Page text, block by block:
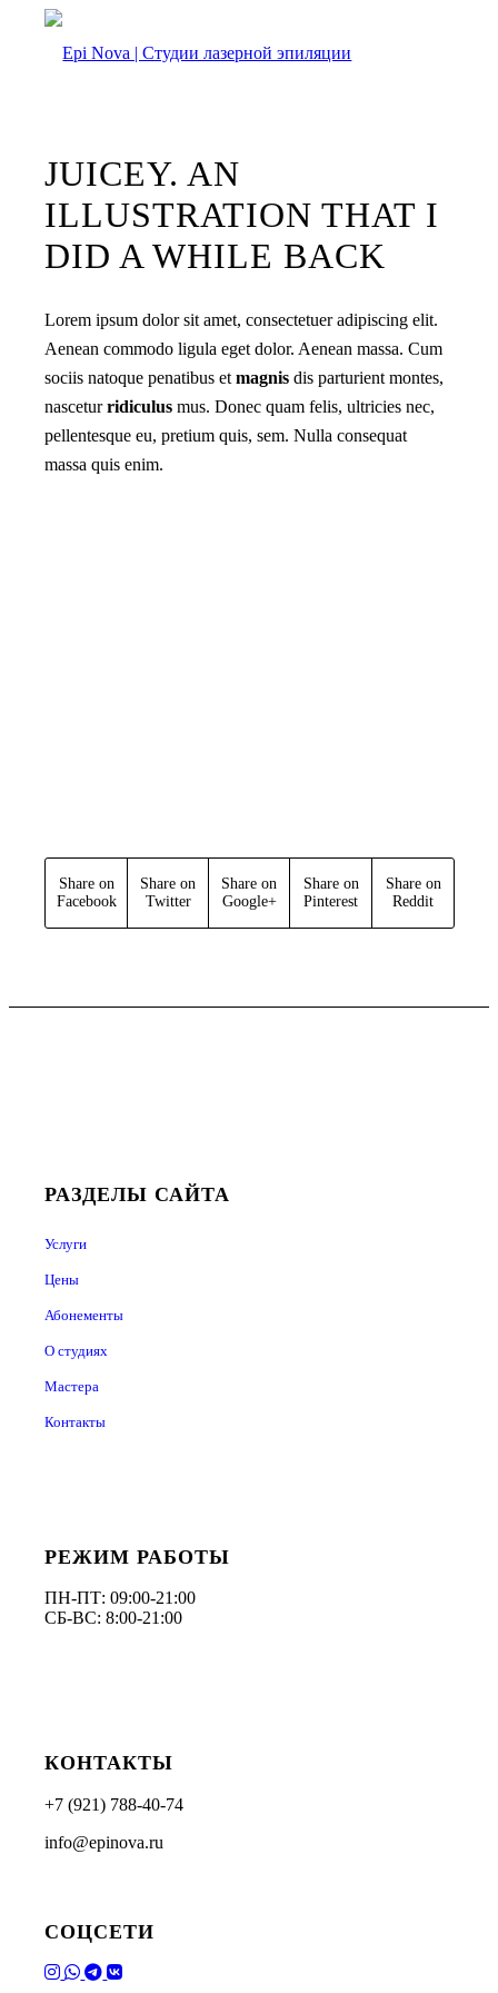
JUICEY. AN
ILLUSTRATION THAT I
DID A WHILE BACK
Lorem ipsum dolor sit amet, consectetuer adipiscing elit.
Aenean commodo ligula eget dolor. Aenean massa. Cum
sociis natoque penatibus etmagnis dis parturient montes,
nasceturridiculus mus. Donec quam felis, ultricies nec,
pellentesque eu, pretium quis, sem. Nulla consequat
massa quis enim.
Share on
Facebook
Share on
Twitter
Share on
Google+
Share on
Pinterest
Share on
Reddit
РАЗДЕЛЫ САЙТА
Услуги
Цены
Абонементы
О студиях
Мастера
Контакты
РЕЖИМ РАБОТЫ
ПН-ПТ: 09:00-21:00
СБ-ВС: 8:00-21:00
КОНТАКТЫ
+7 (921) 788-40-74
info@epinova.ru
СОЦСЕТИ